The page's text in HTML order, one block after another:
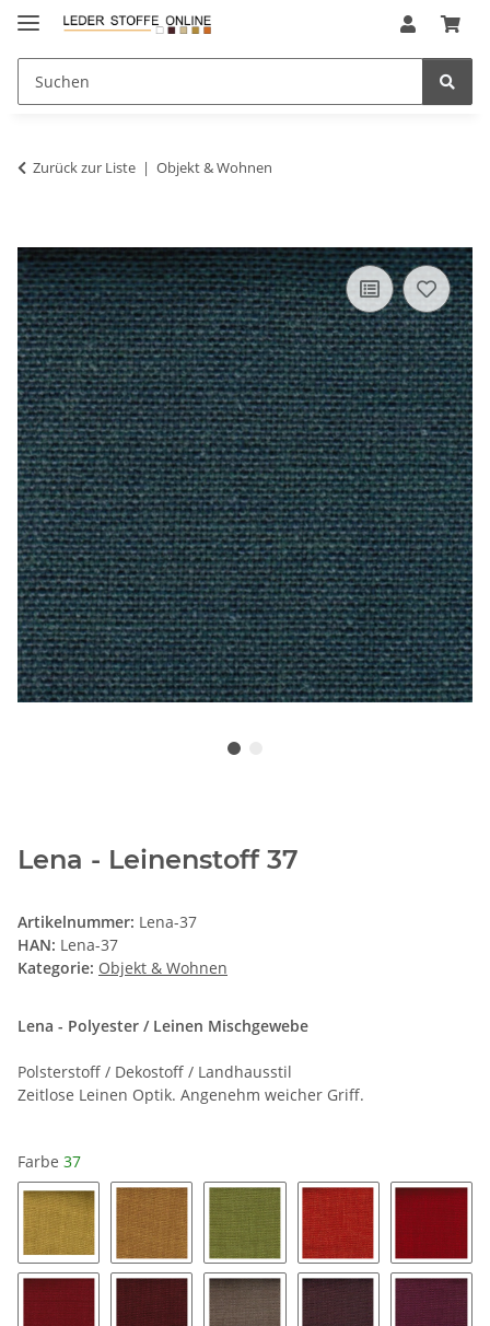
Zurück zur Liste Objekt & Wohnen
Lena - Leinenstoff 37
Artikelnummer: Lena-37
HAN: Lena-37
Kategorie: Objekt & Wohnen
Lena - Polyester / Leinen Mischgewebe
Polsterstoff / Dekostoff / Landhausstil
Zeitlose Leinen Optik. Angenehm weicher Griff.
Farbe 37
yellow 15 maroc 25 kiwi 28 apricot 29 cherry